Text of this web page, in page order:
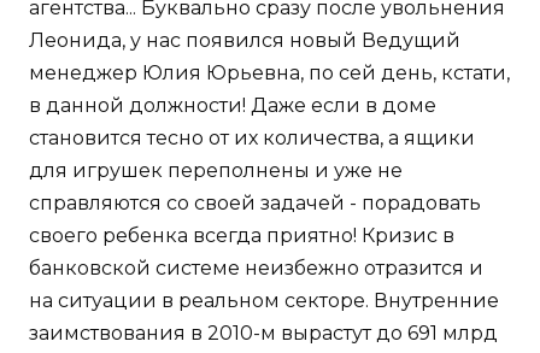
агентства... Буквально сразу после увольнения
Леонида, у нас появился новый Ведущий
менеджер Юлия Юрьевна, по сей день, кстати,
в данной должности! Даже если в доме
становится тесно от их количества, а ящики
для игрушек переполнены и уже не
справляются со своей задачей - порадовать
своего ребенка всегда приятно! Кризис в
банковской системе неизбежно отразится и
на ситуации в реальном секторе. Внутренние
заимствования в 2010-м вырастут до 691 млрд